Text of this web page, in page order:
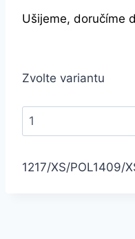
Ušijeme, doručíme
Zvolte variantu
1217/XS/POL1409/